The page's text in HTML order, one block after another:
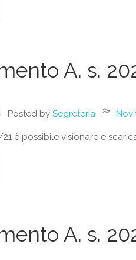
A. s.
Posted by Segreteria
è possibile visionare e
A. s.